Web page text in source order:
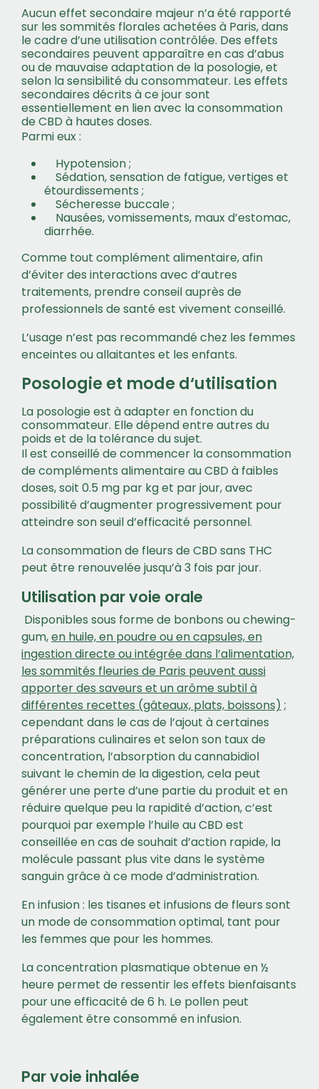
Aucun effet secondaire majeur n’a été rapporté
sur les sommités florales achetées à Paris, dans
le cadre d’une utilisation contrôlée. Des effets
secondaires peuvent apparaître en cas d’abus
ou de mauvaise adaptation de la posologie, et
selon la sensibilité du consommateur. Les effets
secondaires décrits à ce jour sont
essentiellement en lien avec la consommation
de CBD à hautes doses.
Parmi eux :
Hypotension ;
Sédation, sensation de fatigue, vertiges et
étourdissements ;
Sécheresse buccale ;
Nausées, vomissements, maux d’estomac,
diarrhée.
Comme tout complément alimentaire, afin
d’éviter des interactions avec d’autres
traitements, prendre conseil auprès de
professionnels de santé est vivement conseillé.
L’usage n’est pas recommandé chez les femmes
enceintes ou allaitantes et les enfants.
Posologie et mode d‘utilisation
La posologie est à adapter en fonction du
consommateur. Elle dépend entre autres du
poids et de la tolérance du sujet.
Il est conseillé de commencer la consommation
de compléments alimentaire au CBD à faibles
doses, soit 0.5 mg par kg et par jour, avec
possibilité d’augmenter progressivement pour
atteindre son seuil d’efficacité personnel.
La consommation de fleurs de CBD sans THC
peut être renouvelée jusqu’à 3 fois par jour.
Utilisation par voie orale
Disponibles sous forme de bonbons ou chewing-
gum,en huile, en poudre ou en capsules, en
ingestion directe ou intégrée dans l’alimentation,
les sommités fleuries de Paris peuvent aussi
apporter des saveurs et un arôme subtil à
différentes recettes (gâteaux, plats, boissons) ;
cependant dans le cas de l’ajout à certaines
préparations culinaires et selon son taux de
concentration, l’absorption du cannabidiol
suivant le chemin de la digestion, cela peut
générer une perte d’une partie du produit et en
réduire quelque peu la rapidité d’action, c’est
pourquoi par exemple l’huile au CBD est
conseillée en cas de souhait d’action rapide, la
molécule passant plus vite dans le système
sanguin grâce à ce mode d’administration.
En infusion : les tisanes et infusions de fleurs sont
un mode de consommation optimal, tant pour
les femmes que pour les hommes.
La concentration plasmatique obtenue en ½
heure permet de ressentir les effets bienfaisants
pour une efficacité de 6 h. Le pollen peut
également être consommé en infusion.
Par voie inhalée